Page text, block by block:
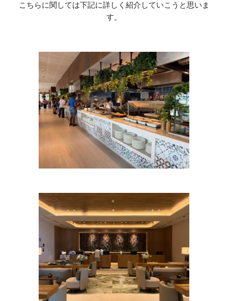
こちらに関しては下記に詳しく紹介していこうと思いま
す。